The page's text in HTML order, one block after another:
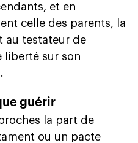
et en
celle des parents, la
au testateur de
liberté sur son
guérir
la part de
ou un pacte